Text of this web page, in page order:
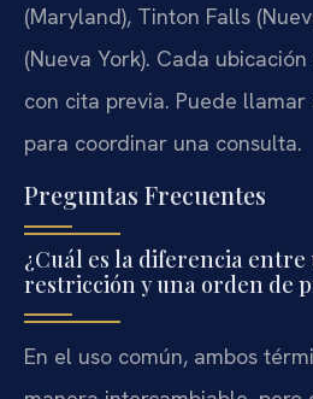
(Maryland), Tinton Falls
(Nueva York). Cada
con cita previa. Puede llamar
para coordinar una consulta.
Preguntas Frecuentes
¿Cuál es la diferencia entre
restricción y una orden de
En el uso común, ambos